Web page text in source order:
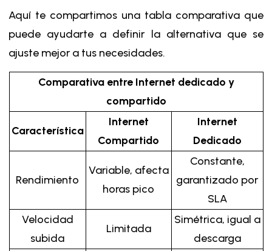
Aquí te compartimos una tabla comparativa que
puede ayudarte a definir la alternativa que se
ajuste mejor a tus necesidades.
Comparativa entre Internet dedicado y
compartido
Característica
Internet
Compartido
Internet
Dedicado
Rendimiento
Variable, afecta
horas pico
Constante,
garantizado por
SLA
Velocidad
subida
Limitada
Simétrica, igual a
descarga